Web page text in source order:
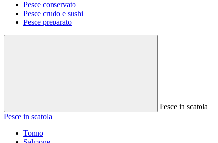
Pesce conservato
Pesce crudo e sushi
Pesce preparato
Pesce in scatola
Pesce in scatola
Tonno